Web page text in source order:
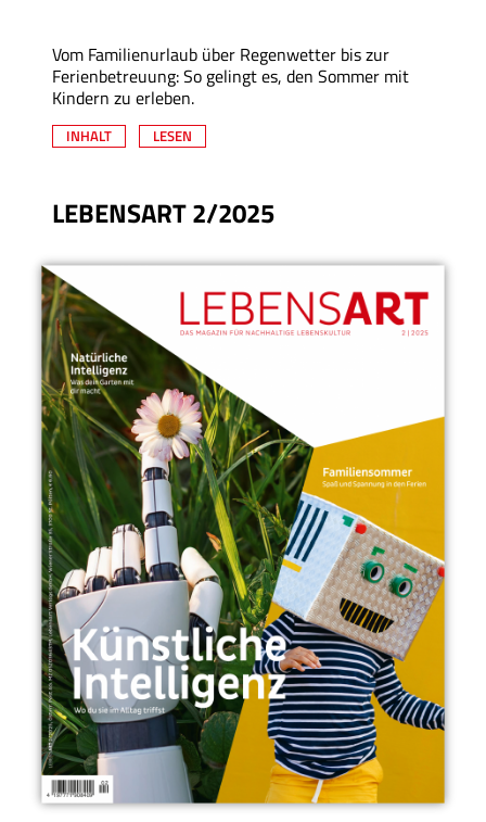
Vom Familienurlaub über Regenwetter bis zur
Ferienbetreuung: So gelingt es, den Sommer mit
Kindern zu erleben.
INHALT LESEN
LEBENSART 2/2025